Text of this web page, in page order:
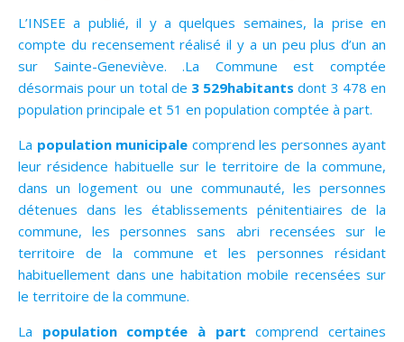
L’INSEE a publié, il y a quelques semaines, la prise en
compte du recensement réalisé il y a un peu plus d’un an
sur Sainte-Geneviève. .La Commune est comptée
désormais pour un total de 3 529habitants dont 3 478 en
population principale et 51 en population comptée à part.
La population municipale comprend les personnes ayant
leur résidence habituelle sur le territoire de la commune,
dans un logement ou une communauté, les personnes
détenues dans les établissements pénitentiaires de la
commune, les personnes sans abri recensées sur le
territoire de la commune et les personnes résidant
habituellement dans une habitation mobile recensées sur
le territoire de la commune.
La population comptée à part comprend certaines